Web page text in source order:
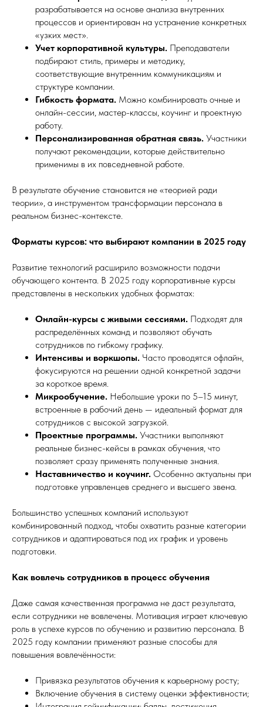
разрабатывается на основе анализа внутренних
процессов и ориентирован на устранение конкретных
«узких мест».
Учет корпоративной культуры. Преподаватели
подбирают стиль, примеры и методику,
соответствующие внутренним коммуникациям и
структуре компании.
Гибкость формата. Можно комбинировать очные и
онлайн-сессии, мастер-классы, коучинг и проектную
работу.
Персонализированная обратная связь. Участники
получают рекомендации, которые действительно
применимы в их повседневной работе.
В результате обучение становится не «теорией ради
теории», а инструментом трансформации персонала в
реальном бизнес-контексте.
Форматы курсов: что выбирают компании в 2025 году
Развитие технологий расширило возможности подачи
обучающего контента. В 2025 году корпоративные курсы
представлены в нескольких удобных форматах:
Онлайн-курсы с живыми сессиями. Подходят для
распределённых команд и позволяют обучать
сотрудников по гибкому графику.
Интенсивы и воркшопы. Часто проводятся офлайн,
фокусируются на решении одной конкретной задачи
за короткое время.
Микрообучение. Небольшие уроки по 5–15 минут,
встроенные в рабочий день — идеальный формат для
сотрудников с высокой загрузкой.
Проектные программы. Участники выполняют
реальные бизнес-кейсы в рамках обучения, что
позволяет сразу применять полученные знания.
Наставничество и коучинг. Особенно актуальны при
подготовке управленцев среднего и высшего звена.
Большинство успешных компаний используют
комбинированный подход, чтобы охватить разные категории
сотрудников и адаптироваться под их график и уровень
подготовки.
Как вовлечь сотрудников в процесс обучения
Даже самая качественная программа не даст результата,
если сотрудники не вовлечены. Мотивация играет ключевую
роль в успехе курсов по обучению и развитию персонала. В
2025 году компании применяют разные способы для
повышения вовлечённости:
Привязка результатов обучения к карьерному росту;
Включение обучения в систему оценки эффективности;